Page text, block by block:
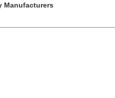
Manufacturers